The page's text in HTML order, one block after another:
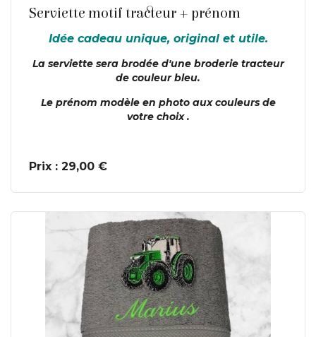
Serviette motif tracteur + prénom
Idée cadeau unique, original et utile.
La serviette sera brodée d'une broderie tracteur
de couleur bleu.
Le prénom modèle en photo aux couleurs de
votre choix .
Prix : 29,00 €